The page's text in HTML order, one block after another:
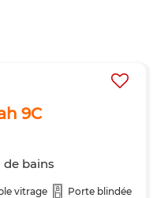
9C
de bains
vitrage
Porte blindée